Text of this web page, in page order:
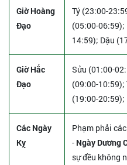
Giờ Hoàng
Đạo
Tý (23:00-
(05:00-
14:59); Dậu
Giờ Hắc
Đạo
Sửu (01:00-
(09:00-
(19:00-
Các Ngày
Kỵ
Phạm phải
- Ngày Dương
sự đều không